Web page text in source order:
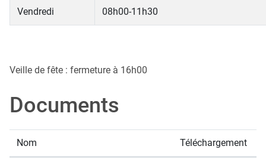
Vendredi 08h00-11h30
Veille de fête : fermeture à 16h00
Documents
Nom Téléchargement